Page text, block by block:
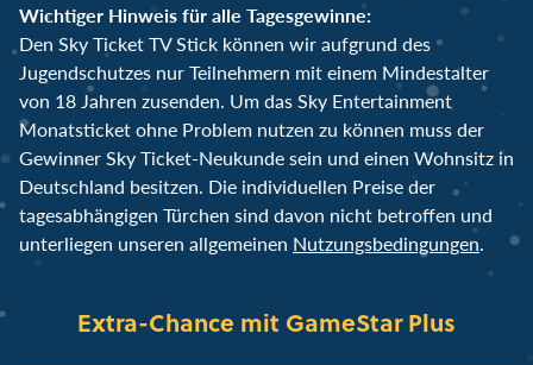
Wichtiger Hinweis für alle Tagesgewinne:
Den Sky Ticket TV Stick können wir aufgrund des
Jugendschutzes nur Teilnehmern mit einem Mindestalter
von 18 Jahren zusenden. Um das Sky Entertainment
Monatsticket ohne Problem nutzen zu können muss der
Gewinner Sky Ticket-Neukunde sein und einen Wohnsitz in
Deutschland besitzen. Die individuellen Preise der
tagesabhängigen Türchen sind davon nicht betroffen und
unterliegen unseren allgemeinen Nutzungsbedingungen.
Extra-Chance mit GameStar Plus